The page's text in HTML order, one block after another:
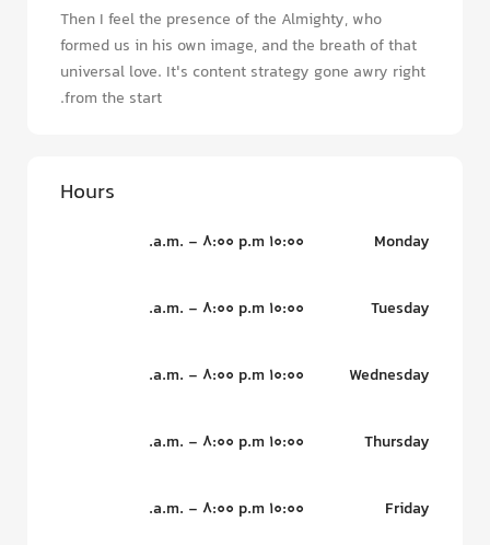
Then I feel the presence of the Almighty, who
formed us in his own image, and the breath of that
universal love. It's content strategy gone awry right
from the start.
Hours
Monday
10:00 a.m. - 8:00 p.m.
Tuesday
10:00 a.m. - 8:00 p.m.
Wednesday
10:00 a.m. - 8:00 p.m.
Thursday
10:00 a.m. - 8:00 p.m.
Friday
10:00 a.m. - 8:00 p.m.